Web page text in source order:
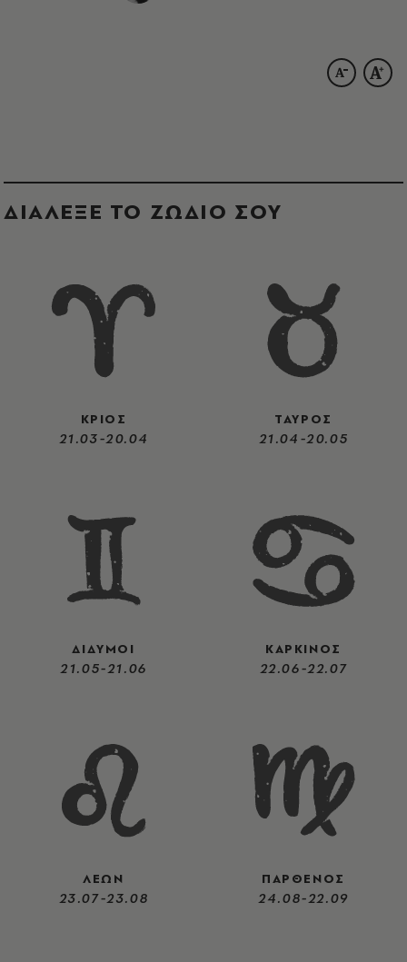
ΔΙΑΛΕΞΕ ΤΟ ΖΩΔΙΟ ΣΟΥ
ΚΡΙΟΣ
21.03-20.04
ΤΑΥΡΟΣ
21.04-20.05
ΔΙΔΥΜΟΙ
21.05-21.06
ΚΑΡΚΙΝΟΣ
22.06-22.07
ΛΕΩΝ
23.07-23.08
ΠΑΡΘΕΝΟΣ
24.08-22.09